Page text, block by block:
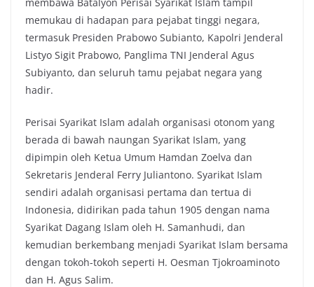
memukau di hadapan para pejabat tinggi negara,
termasuk Presiden Prabowo Subianto, Kapolri Jenderal
Listyo Sigit Prabowo, Panglima TNI Jenderal Agus
Subiyanto, dan seluruh tamu pejabat negara yang
hadir.
Perisai Syarikat Islam adalah organisasi otonom yang
berada di bawah naungan Syarikat Islam, yang
dipimpin oleh Ketua Umum Hamdan Zoelva dan
Sekretaris Jenderal Ferry Juliantono. Syarikat Islam
sendiri adalah organisasi pertama dan tertua di
Indonesia, didirikan pada tahun 1905 dengan nama
Syarikat Dagang Islam oleh H. Samanhudi, dan
kemudian berkembang menjadi Syarikat Islam bersama
dengan tokoh-tokoh seperti H. Oesman Tjokroaminoto
dan H. Agus Salim.